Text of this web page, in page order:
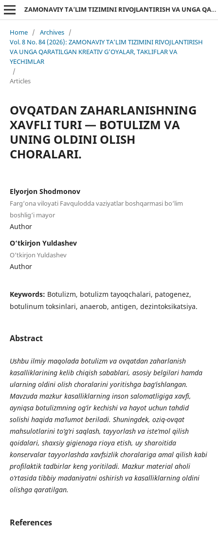
ZAMONAVIY TA’LIM TIZIMINI RIVOJLANTIRISH VA UNGA QARATILGAN KREATIV G’OYALAR, TAKLIFLAR VA YECHIMLAR
Home / Archives /
Vol. 8 No. 84 (2026): ZAMONAVIY TA’LIM TIZIMINI RIVOJLANTIRISH
VA UNGA QARATILGAN KREATIV G’OYALAR, TAKLIFLAR VA
YECHIMLAR
/
Articles
OVQATDAN ZAHARLANISHNING
XAVFLI TURI — BOTULIZM VA
UNING OLDINI OLISH
CHORALARI.
Elyorjon Shodmonov
Farg‘ona viloyati Favqulodda vaziyatlar boshqarmasi bo‘lim
boshlig‘i mayor
Author
O‘tkirjon Yuldashev
O‘tkirjon Yuldashev
Author
Keywords: Botulizm, botulizm tayoqchalari, patogenez,
botulinum toksinlari, anaerob, antigen, dezintoksikatsiya.
Abstract
Ushbu ilmiy maqolada botulizm va ovqatdan zaharlanish
kasalliklarining kelib chiqish sabablari, asosiy belgilari hamda
ularning oldini olish choralarini yoritishga bag‘ishlangan.
Mavzuda mazkur kasalliklarning inson salomatligiga xavfi,
ayniqsa botulizmning og‘ir kechishi va hayot uchun tahdid
solishi haqida ma’lumot beriladi. Shuningdek, oziq-ovqat
mahsulotlarini to‘g‘ri saqlash, tayyorlash va iste’mol qilish
qoidalari, shaxsiy gigienaga rioya etish, uy sharoitida
konservalar tayyorlashda xavfsizlik choralariga amal qilish kabi
profilaktik tadbirlar keng yoritiladi. Mazkur material aholi
o‘rtasida tibbiy madaniyatni oshirish va kasalliklarning oldini
olishga qaratilgan.
References